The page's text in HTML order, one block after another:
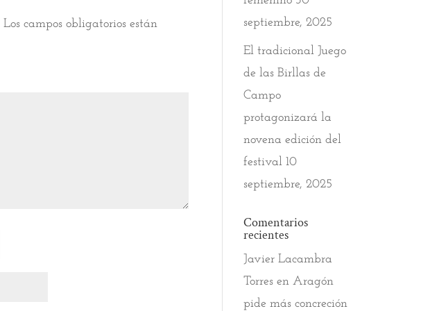
Los campos obligatorios están
septiembre, 2025
El tradicional Juego
de las Birllas de
Campo
protagonizará la
novena edición del
festival 10
septiembre, 2025
Comentarios
recientes
Javier Lacambra
Torres enAragón
pide más concreción